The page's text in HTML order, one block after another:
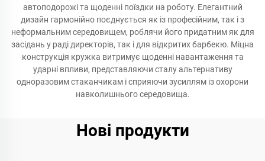
автоподорожі та щоденні поїздки на роботу. Елегантний
дизайн гармонійно поєднується як із професійним, так і з
неформальним середовищем, роблячи його придатним як для
засідань у раді директорів, так і для відкритих барбекю. Міцна
конструкція кружка витримує щоденні навантаження та
ударні впливи, представляючи сталу альтернативу
одноразовим стаканчикам і сприяючи зусиллям із охорони
навколишнього середовища.
Нові продукти